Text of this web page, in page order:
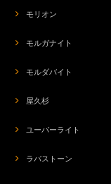
モリオン
モルガナイト
モルダバイト
屋久杉
ユーパーライト
ラバストーン